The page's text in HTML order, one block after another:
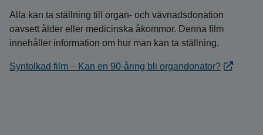
Alla kan ta ställning till organ- och vävnadsdonation
oavsett ålder eller medicinska åkommor. Denna film
innehåller information om hur man kan ta ställning.
Syntolkad film – Kan en 90-åring bli organdonator?